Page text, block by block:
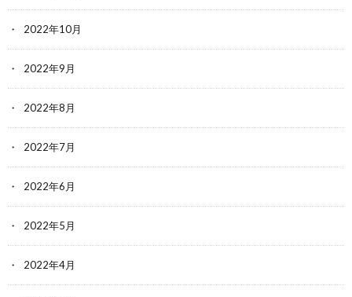
2022年10月
2022年9月
2022年8月
2022年7月
2022年6月
2022年5月
2022年4月